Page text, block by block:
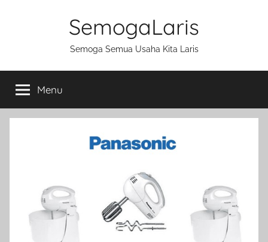
SemogaLaris
Semoga Semua Usaha Kita Laris
Menu